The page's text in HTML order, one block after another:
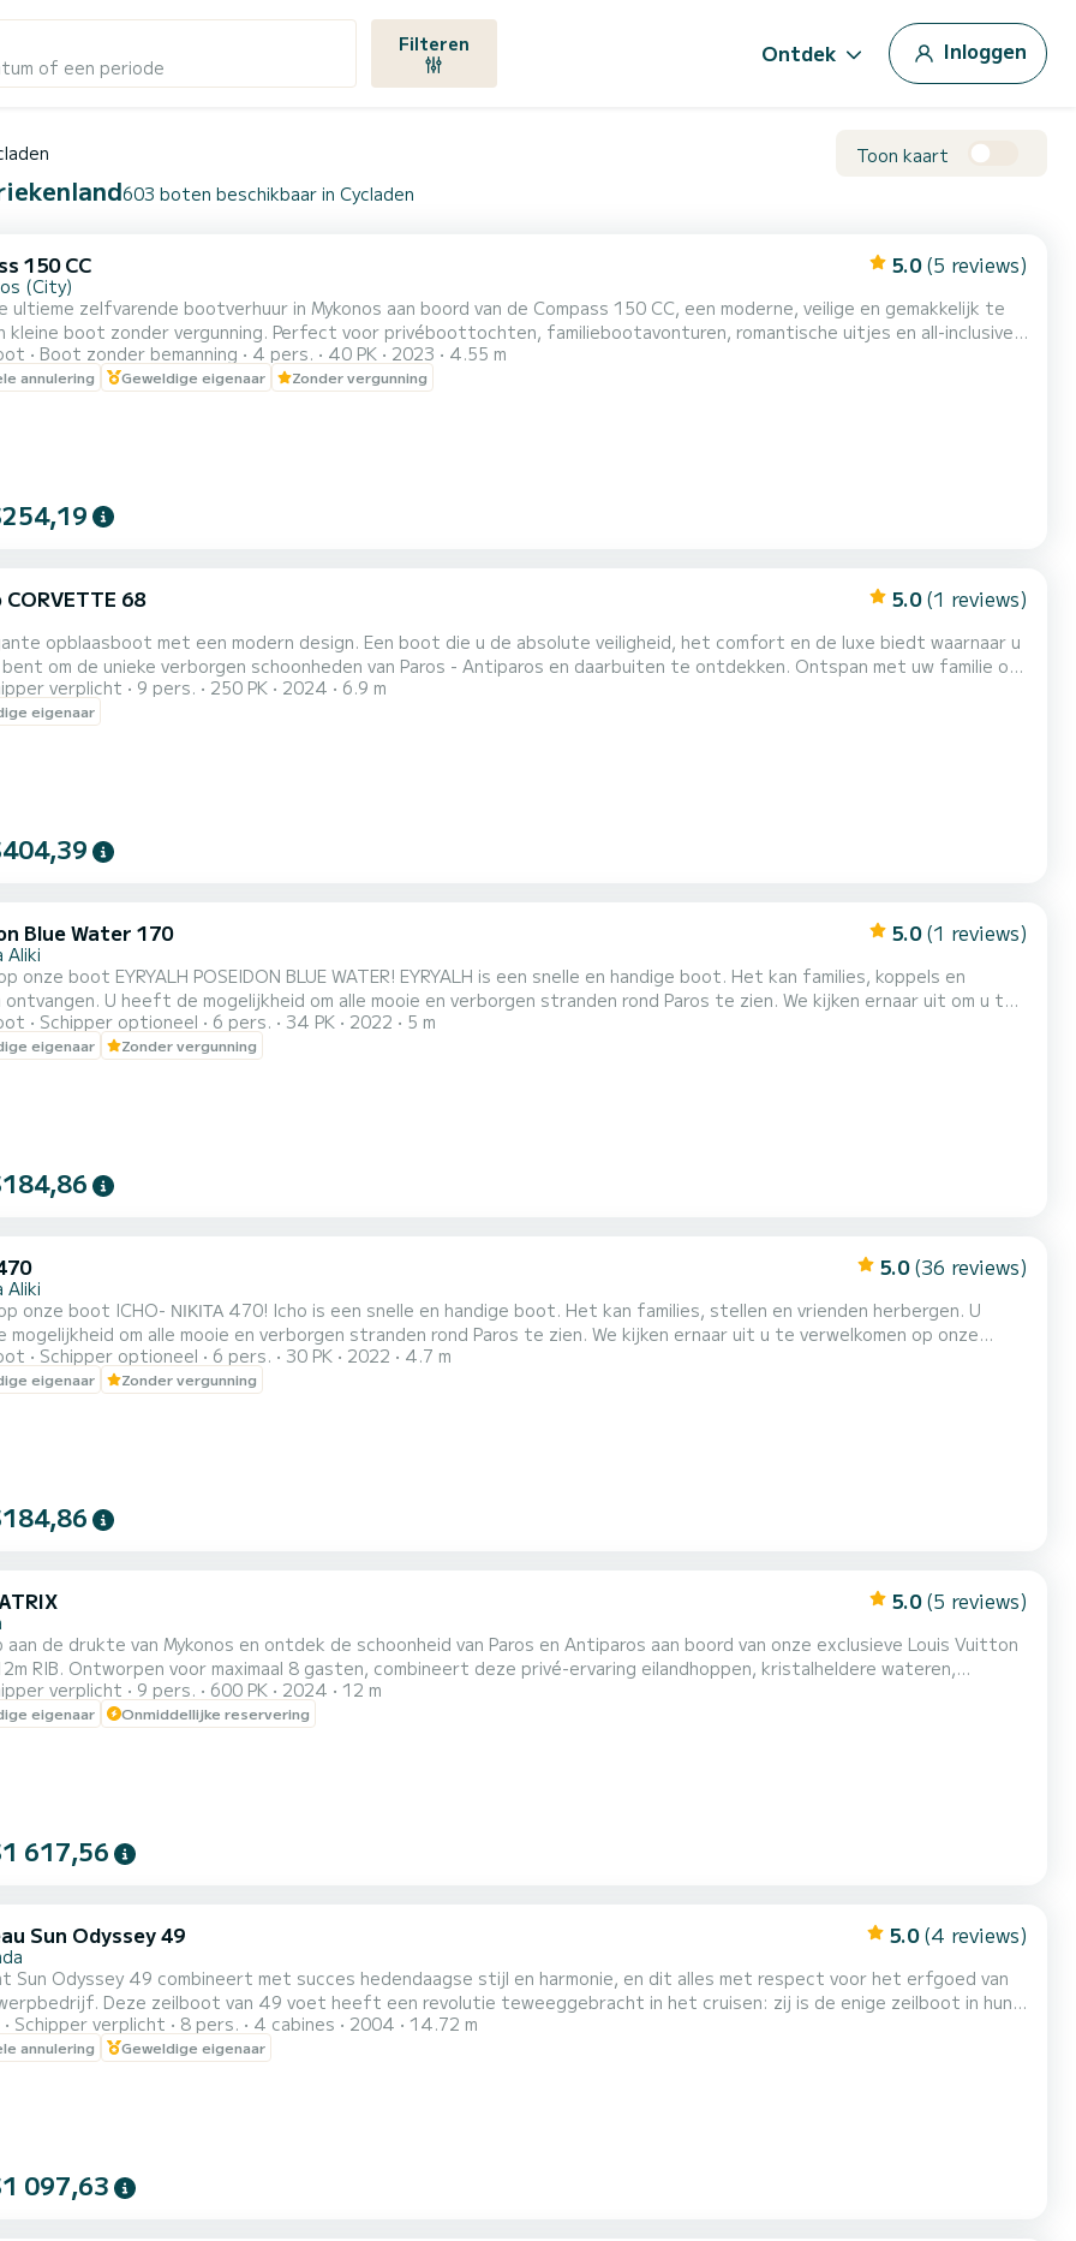
of een periode
Filteren Ontdek Inloggen
Toon kaart
603 boten beschikbaar in Cycladen
150 CC 5.0 (5 reviews)
(City)
ultieme zelfvarende bootverhuur in Mykonos aan boord van de Compass 150 CC, een moderne, veilige en gemakkelijk te
kleine boot zonder vergunning. Perfect voor privéboottochten, familiebootavonturen, romantische uitjes en all-inclusive
naar de zuidkust van Mykonos, Dragonisi, Rhenia en Delos Island. Onze Compass 150 CC stelt u in staat om deze
locaties op uw eigen tempo te verkennen. Geen vergunning is vereist, waardoor het ideaal is voor beginners en begin...
Boot zonder bemanning 4 pers. 40 PK 2023 4.55 m
annulering Geweldige eigenaar Zonder vergunning
68 5.0 (1 reviews)
opblaasboot met een modern design. Een boot die u de absolute veiligheid, het comfort en de luxe biedt waarnaar u
om de unieke verborgen schoonheden van Paros - Antiparos en daarbuiten te ontdekken. Ontspan met uw familie of
en maak u klaar om gevuld te worden met unieke afbeeldingen die u voor altijd zullen vergezellen. Op aanvraag is er ook
"Sunset cruise" aanbieding beschikbaar. Van 19.00 tot 21.00 uur met snacks, wijn, schipper en brandstof inb...
verplicht 9 pers. 250 PK 2024 6.9 m
eigenaar
Blue Water 170 5.0 (1 reviews)
Aliki
onze boot EYRYALH POSEIDON BLUE WATER! EYRYALH is een snelle en handige boot. Het kan families, koppels en
ontvangen. U heeft de mogelijkheid om alle mooie en verborgen stranden rond Paros te zien. We kijken ernaar uit om u te
op onze boot!
Schipper optioneel 6 pers. 34 PK 2022 5 m
eigenaar Zonder vergunning
5.0 (36 reviews)
Aliki
ΝΙΚΙΤΑ 470! Icho is een snelle en handige boot. Het kan families, stellen en vrienden herbergen. U
om alle mooie en verborgen stranden rond Paros te zien. We kijken ernaar uit u te verwelkomen op onze
Schipper optioneel 6 pers. 30 PK 2022 4.7 m
eigenaar Zonder vergunning
5.0 (5 reviews)
aan de drukte van Mykonos en ontdek de schoonheid van Paros en Antiparos aan boord van onze exclusieve Louis Vuitton
privé-ervaring eilandhoppen, kristalheldere wateren,
stranden, authentieke Cycladische charme en onvergetelijke zonsondergangen over de Egeïsche Zee. Vanaf het
dat we u ophalen bij uw hotel, wordt elk detail verzorgd door onze bemanning, zodat u kunt ontspannen en genieten van
verplicht 9 pers. 600 PK 2024 12 m
eigenaar Onmiddellijke reservering
617,56
Sun Odyssey 49 5.0 (4 reviews)
Sun Odyssey 49 combineert met succes hedendaagse stijl en harmonie, en dit alles met respect voor het erfgoed van
teweeggebracht in het cruisen: zij is de enige zeilboot in hun
obstakels over het dek kan bewegen. Het leven aan boord was nog nooit zo eenvoudig en comfortabel. We
van een halve dag per dag, waarbij we alle hoogtepunten van Santorini bezoeken: het rood-witte strand, de...
Schipper verplicht 8 pers. 4 cabines 2004 14.72 m
annulering Geweldige eigenaar
097,63